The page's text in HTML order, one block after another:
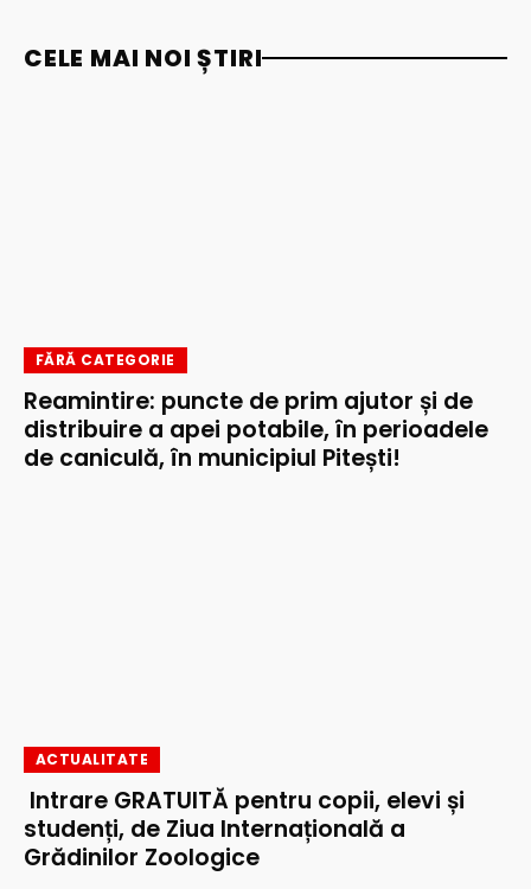
CELE MAI NOI ȘTIRI
FĂRĂ CATEGORIE
Reamintire: puncte de prim ajutor și de
distribuire a apei potabile, în perioadele
de caniculă, în municipiul Pitești!
ACTUALITATE
Intrare GRATUITĂ pentru copii, elevi și
studenți, de Ziua Internațională a
Grădinilor Zoologice